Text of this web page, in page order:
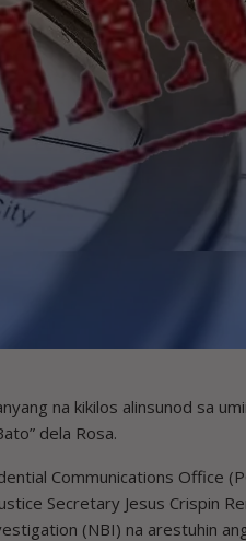
na kikilos alinsunod sa
dela Rosa.
Communications Office
Secretary Jesus Crispin
(NBI) na arestuhin